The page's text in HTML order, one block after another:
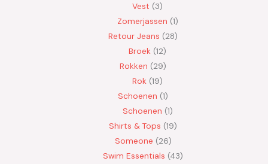
Vest
3
Zomerjassen 1
Retour Jeans
28
Broek 12
Rokken
29
Rok 19
Schoenen 1
Schoenen 1
Shirts & Tops 19
Someone 26
Swim Essentials 43